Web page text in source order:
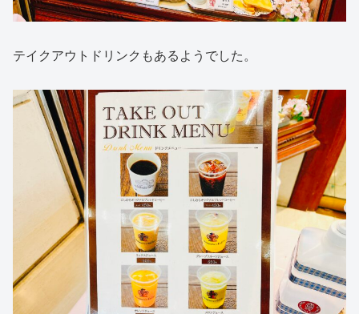
テイクアウトドリンクもあるようでした。